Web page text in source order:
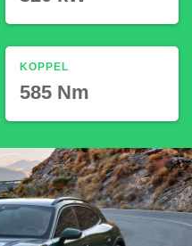
KOPPEL
585 Nm